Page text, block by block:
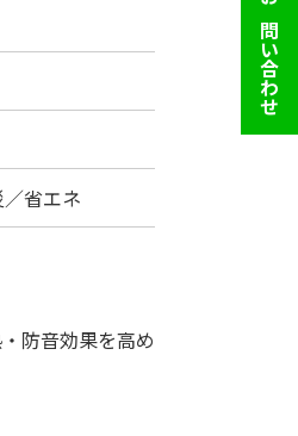
省エネ
防音効果を高め
お問い合わせ